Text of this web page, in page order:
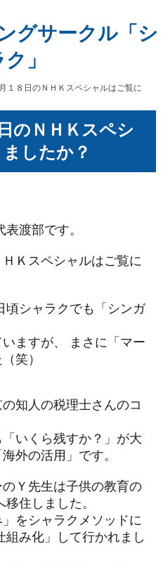
グサークル「シ
」
１８日のＮＨＫスペシャルはご覧に
のＮＨＫスペシ
したか？
渡部です。
Ｋスペシャルはご覧に
頃シャラクでも「シンガ
ますが、 まさに「マー
笑）
知人の税理士さんのコ
「いくら残すか？」が大
外の活用」です。
Ｙ先生は子供の教育の
住しました。
をシャラクメソッドに
み化」して行かれまし